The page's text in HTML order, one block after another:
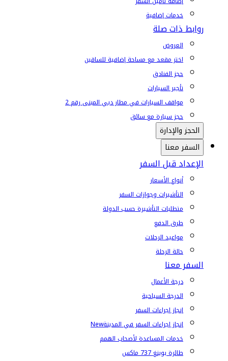
خدمات إضافية
روابط ذات صلة
العروض
اختر مقعد مع مساحة إضافية للساقين
حجز الفنادق
تأجير السيارات
مواقف السيارات في مطار دبي المبنى رقم 2
حجز سيارة مع سائق
الحجز والإدارة
السفر معنا
الإعداد قبل السفر
أنواع الأسعار
التأشيرات وجوازات السفر
متطلبات التأشيرة حسب الدولة
طرق الدفع
مواعيد الرحلات
حالة الرحلة
السفر معنا
درجة الأعمال
الدرجة السياحية
إنجاز إجراءات السفر
إنجاز إجراءات السفر في المدينةNew
خدمات المساعدة لأصحاب الهمم
طائرة بوينغ 737 ماكس